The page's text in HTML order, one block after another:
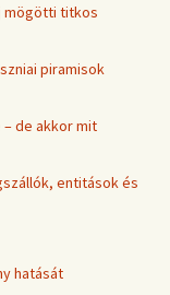
mögötti titkos
piramisok
de akkor mit
entitások és
hatását